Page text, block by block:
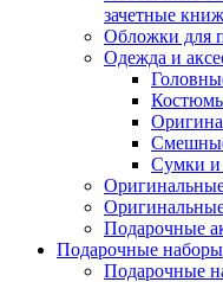
зачетные
Обложки для
Одежда и
Сумки и
Подарочные
Подарочные наборы
Подарочные